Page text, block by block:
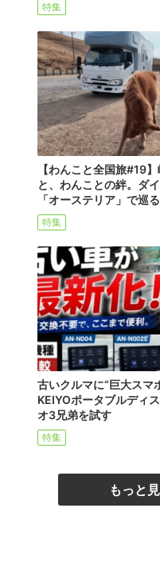
特集
【わんこと全国旅#19
と、わんことの絆。ダ
「オーステリア」で巡
特集
古いクルマに“巨大スマ
KEIYOポータブルディ
オ3兄弟を試す
特集
もっと